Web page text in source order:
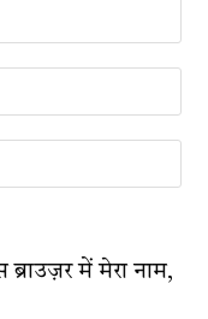
में मेरा नाम,